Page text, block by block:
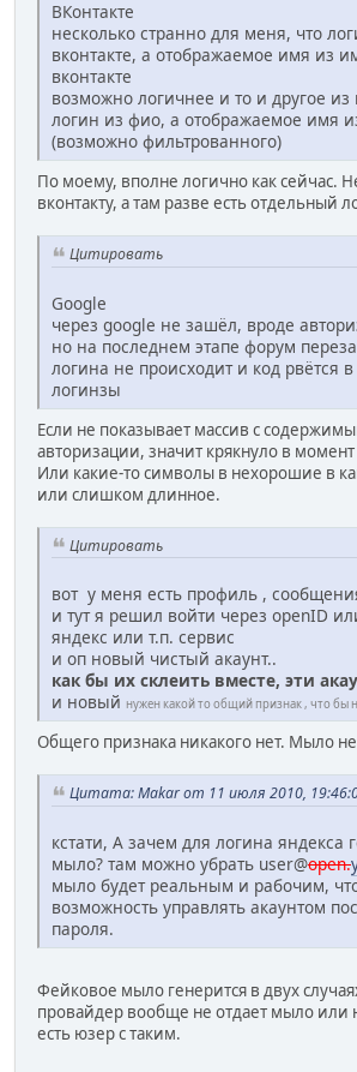
ВКонтакте
несколько странно для меня, что
вконтакте, а отображаемое имя из
вконтакте
возможно логичнее и то и другое
логин из фио, а отображаемое имя
(возможно фильтрованного)
По моему, вполне логично как сейчас.
вконтакту, а там разве есть отдельный
Цитировать
Google
через google не зашёл, вроде
но на последнем этапе форум
логина не происходит и код рвётся
логинзы
Если не показывает массив с
авторизации, значит крякнуло в момент
Или какие-то символы в нехорошие в
или слишком длинное.
Цитировать
вот у меня есть профиль ,
и тут я решил войти через openID
яндекс или т.п. сервис
и оп новый чистый акаунт..
как бы их склеить вместе, эти
и новый нужен какой то общий признак , что бы
Общего признака никакого нет. Мыло не
Цитата: Makar от 11 июля 2010,
кстати, А зачем для логина яндекса
мыло? там можно убрать user@open.
мыло будет реальным и рабочим,
возможность управлять акаунтом
пароля.
Фейковое мыло генерится в двух
провайдер вообще не отдает мыло или
есть юзер с таким.